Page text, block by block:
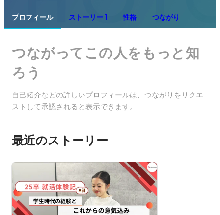
プロフィール ストーリー 1 性格 つながり
つながってこの人をもっと知
ろう
自己紹介などの詳しいプロフィールは、つながりをリクエ
ストして承認されると表示できます。
最近のストーリー